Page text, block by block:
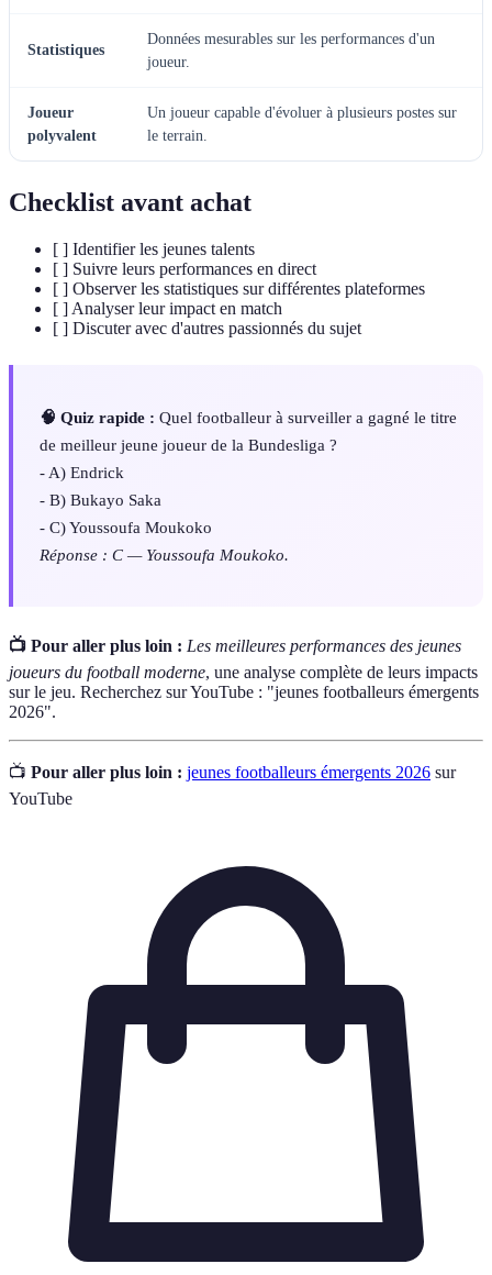
Statistiques
Données mesurables sur les performances d'un
joueur.
Joueur
polyvalent
Un joueur capable d'évoluer à plusieurs postes sur
le terrain.
Checklist avant achat
[ ] Identifier les jeunes talents
[ ] Suivre leurs performances en direct
[ ] Observer les statistiques sur différentes plateformes
[ ] Analyser leur impact en match
[ ] Discuter avec d'autres passionnés du sujet
🧠 Quiz rapide : Quel footballeur à surveiller a gagné le titre
de meilleur jeune joueur de la Bundesliga ?
- A) Endrick
- B) Bukayo Saka
- C) Youssoufa Moukoko
Réponse : C — Youssoufa Moukoko.
📺 Pour aller plus loin : Les meilleures performances des jeunes
joueurs du football moderne, une analyse complète de leurs impacts
sur le jeu. Recherchez sur YouTube : "jeunes footballeurs émergents
2026".
📺 Pour aller plus loin : jeunes footballeurs émergents 2026 sur
YouTube